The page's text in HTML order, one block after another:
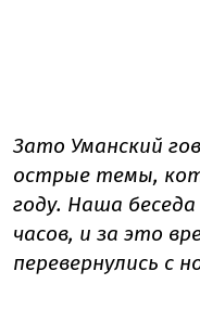
Зато Уманский
острые темы,
году. Наша
часов, и за это
перевернулись с